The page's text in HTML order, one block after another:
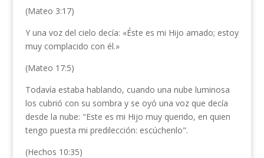
(Mateo 3:17)
Y una voz del cielo decía: «Éste es mi Hijo amado; estoy
muy complacido con él.»
(Mateo 17:5)
Todavía estaba hablando, cuando una nube luminosa
los cubrió con su sombra y se oyó una voz que decía
desde la nube: "Este es mi Hijo muy querido, en quien
tengo puesta mi predilección: escúchenlo".
(Hechos 10:35)